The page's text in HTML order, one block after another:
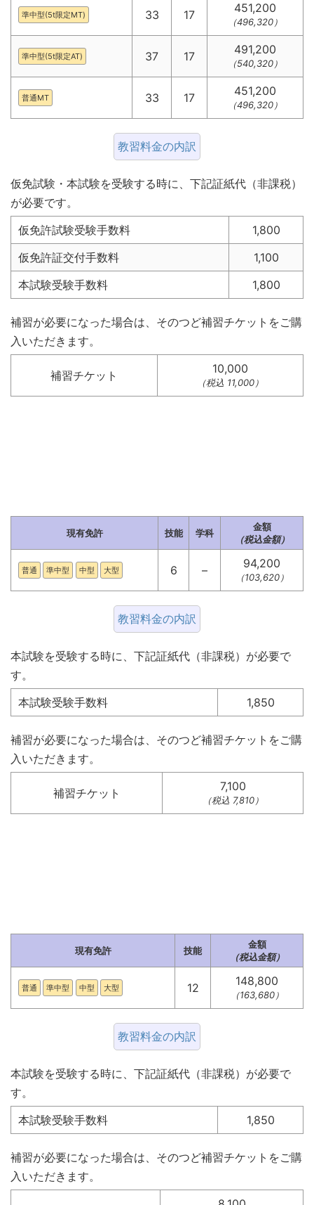
準中型(5t限定MT) 33 17 451,200
（496,320）
準中型(5t限定AT) 37 17 491,200
（540,320）
普通MT 33 17 451,200
（496,320）
教習料金の内訳
仮免試験・本試験を受験する時に、下記証紙代（非課税）
が必要です。
仮免許試験受験手数料
1,800
仮免許証交付手数料
1,100
本試験受験手数料
1,800
補習が必要になった場合は、そのつど補習チケットをご購
入いただきます。
補習チケット 10,000
（税込 11,000）
現有免許 技能 学科
金額
（税込金額）
普通 準中型 中型 大型 6 – 94,200
（103,620）
教習料金の内訳
本試験を受験する時に、下記証紙代（非課税）が必要で
す。
本試験受験手数料
1,850
補習が必要になった場合は、そのつど補習チケットをご購
入いただきます。
補習チケット 7,100
（税込 7,810）
現有免許 技能
金額
（税込金額）
普通 準中型 中型 大型 12 148,800
（163,680）
教習料金の内訳
本試験を受験する時に、下記証紙代（非課税）が必要で
す。
本試験受験手数料
1,850
補習が必要になった場合は、そのつど補習チケットをご購
入いただきます。